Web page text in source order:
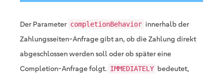
Der Parameter completionBehavior innerhalb der
Zahlungsseiten-Anfrage gibt an, ob die Zahlung direkt
abgeschlossen werden soll oder ob später eine
Completion-Anfrage folgt. IMMEDIATELY bedeutet,